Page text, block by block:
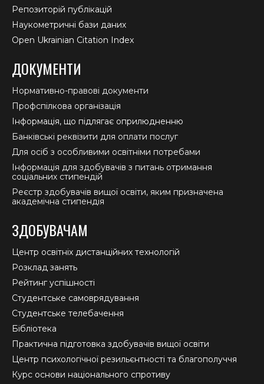
Репозиторій публікацій
Наукометричні бази даних
Open Ukrainian Citation Index
ДОКУМЕНТИ
Нормативно-правові документи
Профспілкова організація
Інформація, що підлягає оприлюдненню
Банківські реквізити для оплати послуг
Для осіб з особливими освітніми потребами
Інформація для здобувачів з питань отримання
соціальних стипендій
Реєстр здобувачів вищої освіти, яким призначена
академічна стипендія
ЗДОБУВАЧАМ
Центр освітніх дистанційних технологій
Розклад занять
Рейтинг успішності
Студентське самоврядування
Студентське телебачення
Бібліотека
Практична підготовка здобувачів вищої освіти
Центр психологічної резильєнтності та благополуччя
Курс основи національного спротиву